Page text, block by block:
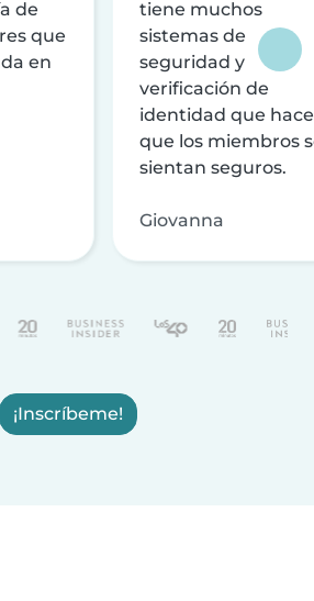
de
que
en
tiene muchos
sistemas de
seguridad y
verificación de
identidad que
que los miembros
sientan seguros.
Giovanna
¡Inscríbeme!